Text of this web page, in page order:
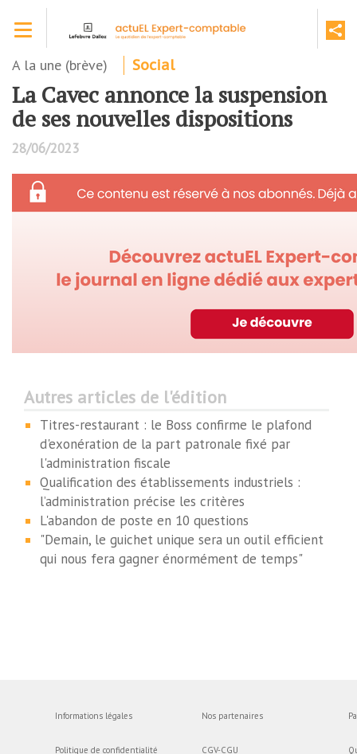
contenu
A la une (brève) Social
La Cavec annonce la suspension
de ses nouvelles dispositions
28/06/2023
Autres articles de l'édition
Titres-restaurant : le Boss confirme le plafond
d'exonération de la part patronale fixé par
l'administration fiscale
Qualification des établissements industriels :
l’administration précise les critères
L'abandon de poste en 10 questions
"Demain, le guichet unique sera un outil efficient
qui nous fera gagner énormément de temps"
Informations légales
Politique de confidentialité
Nos partenaires
CGV-CGU